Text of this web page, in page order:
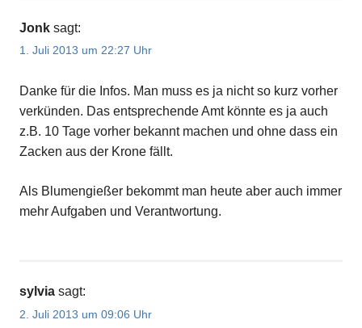
Jonk sagt:
1. Juli 2013 um 22:27 Uhr
Danke für die Infos. Man muss es ja nicht so kurz vorher
verkünden. Das entsprechende Amt könnte es ja auch
z.B. 10 Tage vorher bekannt machen und ohne dass ein
Zacken aus der Krone fällt.
Als Blumengießer bekommt man heute aber auch immer
mehr Aufgaben und Verantwortung.
sylvia sagt:
2. Juli 2013 um 09:06 Uhr